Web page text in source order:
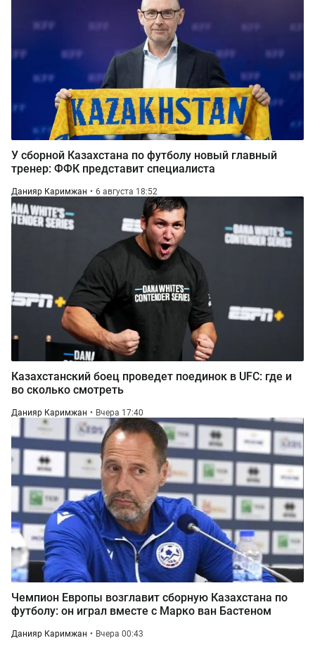
У сборной Казахстана по футболу новый главный
тренер: ФФК представит специалиста
Данияр Каримжан 6 августа 18:52
Казахстанский боец проведет поединок в UFC: где и
во сколько смотреть
Данияр Каримжан Вчера 17:40
Чемпион Европы возглавит сборную Казахстана по
футболу: он играл вместе с Марко ван Бастеном
Данияр Каримжан Вчера 00:43